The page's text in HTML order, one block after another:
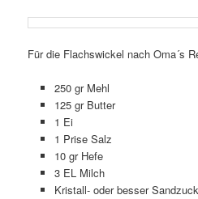
Für die Flachswickel nach Oma´s
250 gr Mehl
125 gr Butter
1 Ei
1 Prise Salz
10 gr Hefe
3 EL Milch
Kristall- oder besser